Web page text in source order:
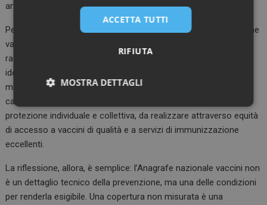
aree del Paese.
Per anziani e fragili, questo passaggio è decisivo. La prevenzione
vaccinale lungo il corso della vita richiede calendari aggiornati,
raccomandazioni chiare, prossimità dell’offerta e capacità di
identificare i target. Ma senza dati affidabili e integrati, anche la
migliore raccomandazione rischia di non tradursi in presa in
carico. Il PNPV definisce la vaccinazione come strumento di
protezione individuale e collettiva, da realizzare attraverso equità
di accesso a vaccini di qualità e a servizi di immunizzazione
eccellenti.
La riflessione, allora, è semplice: l’Anagrafe nazionale vaccini non
è un dettaglio tecnico della prevenzione, ma una delle condizioni
per renderla esigibile. Una copertura non misurata è una
ACCETTA TUTTI
RIFIUTA
MOSTRA DETTAGLI
Necessari Marketing